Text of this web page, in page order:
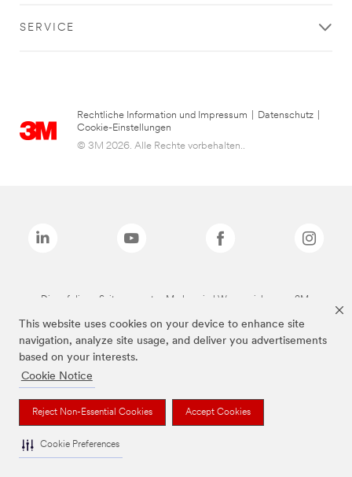
This website uses cookies on your device to enhance site
navigation, analyze site usage, and deliver you advertisements
based on your interests.
Cookie Notice
Reject Non-Essential Cookies Accept Cookies
Cookie Preferences
SERVICE
Rechtliche Information und Impressum Datenschutz
Cookie-Einstellungen
© 3M 2026. Alle Rechte vorbehalten..
Die auf dieser Seite genannten Marken sind Warenzeichen von 3M.